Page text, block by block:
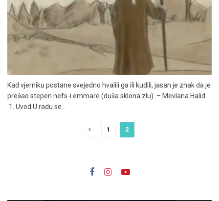
Kad vjerniku postane svejedno hvalili ga ili kudili, jasan je znak da je
prešao stepen nefs-i emmare (duša sklona zlu). – Mevlana Halid
1. Uvod U radu se...
1 2